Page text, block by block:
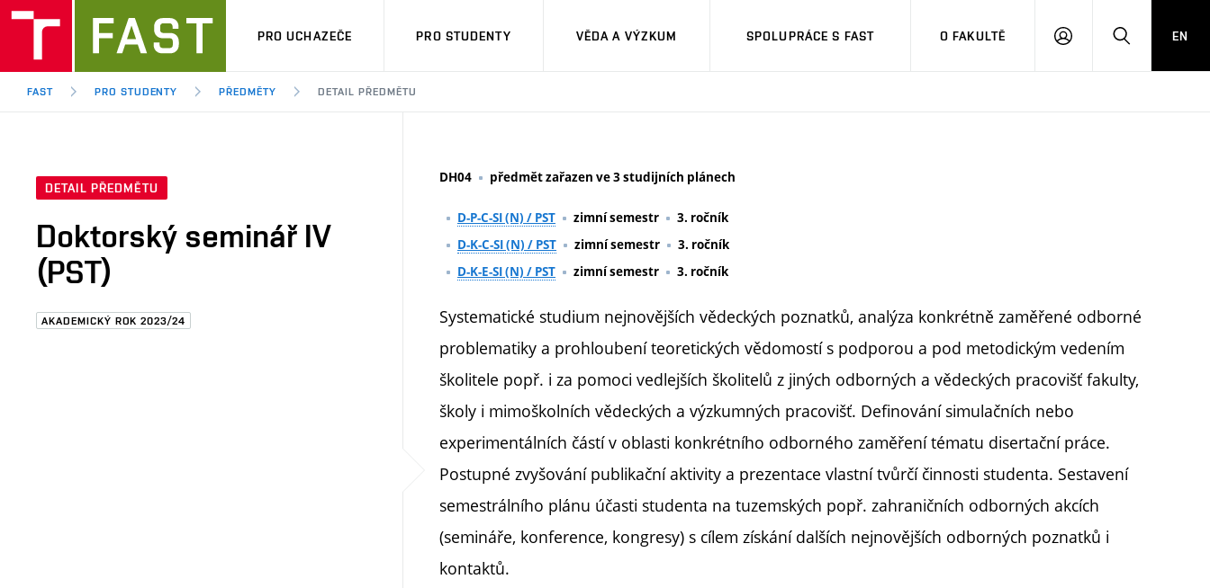
PRO UCHAZEČE PRO STUDENTY VĚDA A VÝZKUM SPOLUPRÁCE S FAST O FAKULTĚ
PŘIHLÁSITHLEDAT
EN
FAST PRO STUDENTY PŘEDMĚTY DETAIL PŘEDMĚTU
DETAIL PŘEDMĚTU
Doktorský seminář IV
(PST)
AKADEMICKÝ ROK 2023/24
DH04 předmět zařazen ve 3 studijních plánech
D-P-C-SI (N) / PST zimní semestr
3. ročník
D-K-C-SI (N) / PST
zimní semestr
3. ročník
D-K-E-SI (N) / PST
zimní semestr 3. ročník
Systematické studium nejnovějších vědeckých poznatků, analýza konkrétně zaměřené odborné
problematiky a prohloubení teoretických vědomostí s podporou a pod metodickým vedením
školitele popř. i za pomoci vedlejších školitelů z jiných odborných a vědeckých pracovišť fakulty,
školy i mimoškolních vědeckých a výzkumných pracovišť. Definování simulačních nebo
experimentálních částí v oblasti konkrétního odborného zaměření tématu disertační práce.
Postupné zvyšování publikační aktivity a prezentace vlastní tvůrčí činnosti studenta. Sestavení
semestrálního plánu účasti studenta na tuzemských popř. zahraničních odborných akcích
(semináře, konference, kongresy) s cílem získání dalších nejnovějších odborných poznatků i
kontaktů.